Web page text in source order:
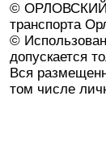
© ОРЛОВСКИЙ
транспорта
©
допускается
Вся
том числе